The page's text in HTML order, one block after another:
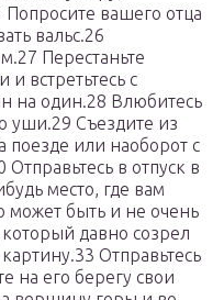
вашего отца
вальс.26
Перестаньте
встретьтесь с
на один.28 Влюбитесь
уши.29 Съездите из
или наоборот с
в отпуск в
место, где вам
может быть и не очень
давно созрел
Отправьтесь
на его берегу свои